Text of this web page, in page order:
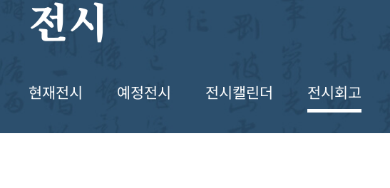
전시
현재전시 예정전시 전시캘린더 전시회고